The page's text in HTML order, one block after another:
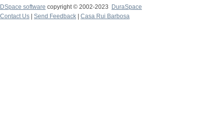
DSpace software copyright © 2002-2023
DuraSpace
Contact Us
Send Feedback Casa Rui Barbosa